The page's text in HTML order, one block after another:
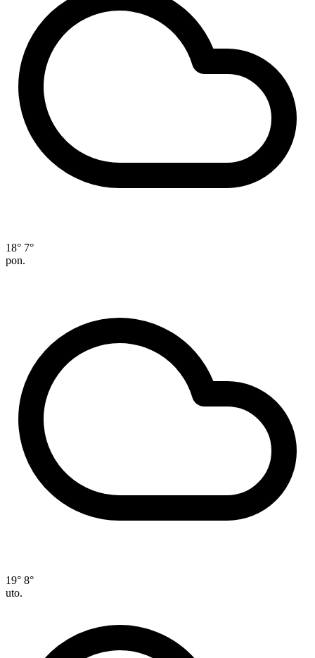
18° 7°
pon.
19° 8°
uto.